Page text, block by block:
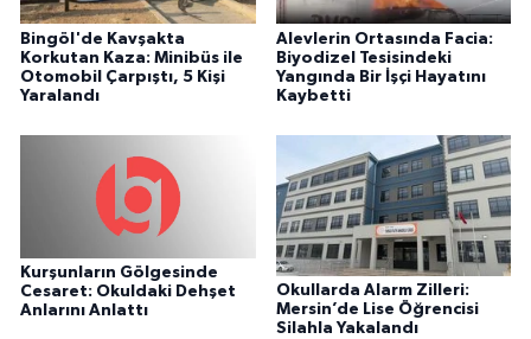
Bingöl'de Kavşakta
Korkutan Kaza: Minibüs ile
Otomobil Çarpıştı, 5 Kişi
Yaralandı
Alevlerin Ortasında Facia:
Biyodizel Tesisindeki
Yangında Bir İşçi Hayatını
Kaybetti
Kurşunların Gölgesinde
Cesaret: Okuldaki Dehşet
Anlarını Anlattı
Okullarda Alarm Zilleri:
Mersin’de Lise Öğrencisi
Silahla Yakalandı